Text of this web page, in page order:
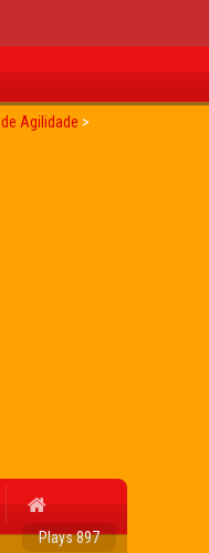
Agilidade >
Plays 897